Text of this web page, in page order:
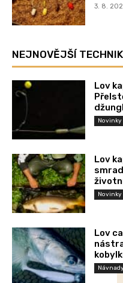
3. 8.
NEJNOVĚJŠÍ
Lov
Novinky
Lov
Novinky
Lov